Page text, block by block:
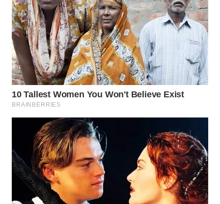
BOROBUDUR
WN
MADURA
WN
SURABAYA
WN
WN
BINTAN
WN
MANDALIKA